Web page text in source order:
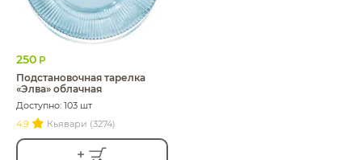
250 Р
Подстановочная тарелка
«Элва» облачная
Доступно: 103 шт
4.9
Кьявари (3274)